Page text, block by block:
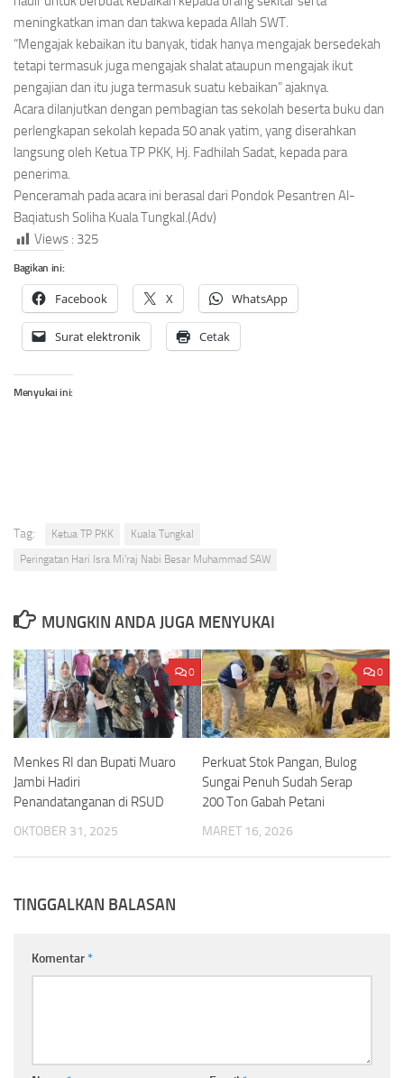
meningkatkan iman dan takwa kepada Allah SWT.
“Mengajak kebaikan itu banyak, tidak hanya mengajak bersedekah
tetapi termasuk juga mengajak shalat ataupun mengajak ikut
pengajian dan itu juga termasuk suatu kebaikan” ajaknya.
Acara dilanjutkan dengan pembagian tas sekolah beserta buku dan
perlengkapan sekolah kepada 50 anak yatim, yang diserahkan
langsung oleh Ketua TP PKK, Hj. Fadhilah Sadat, kepada para
penerima.
Penceramah pada acara ini berasal dari Pondok Pesantren Al-
Baqiatush Soliha Kuala Tungkal.(Adv)
Views : 325
Bagikan ini:
Facebook X WhatsApp
Surat elektronik Cetak
Menyukai ini:
Tag: Ketua TP PKK
Kuala Tungkal
Peringatan Hari Isra Mi'raj Nabi Besar Muhammad SAW
MUNGKIN ANDA JUGA MENYUKAI
0
Menkes RI dan Bupati Muaro
Jambi Hadiri
Penandatanganan di RSUD
OKTOBER 31, 2025
0
Perkuat Stok Pangan, Bulog
Sungai Penuh Sudah Serap
200 Ton Gabah Petani
MARET 16, 2026
TINGGALKAN BALASAN
Komentar*